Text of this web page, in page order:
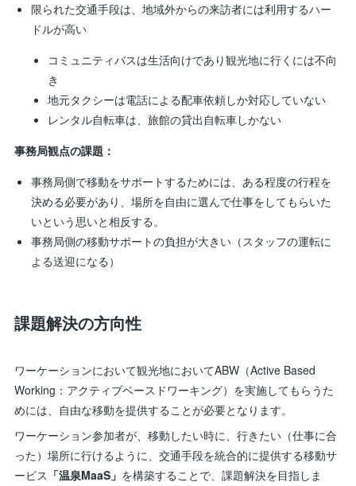
限られた交通手段は、地域外からの来訪者には利用するハー
ドルが高い
コミュニティバスは生活向けであり観光地に行くには不向
き
地元タクシーは電話による配車依頼しか対応していない
レンタル自転車は、旅館の貸出自転車しかない
事務局観点の課題：
事務局側で移動をサポートするためには、ある程度の行程を
決める必要があり、場所を自由に選んで仕事をしてもらいた
いという思いと相反する。
事務局側の移動サポートの負担が大きい（スタッフの運転に
よる送迎になる）
課題解決の方向性
ワーケーションにおいて観光地においてABW（Active Based
Working：アクティブベースドワーキング）を実施してもらうた
めには、自由な移動を提供することが必要となります。
ワーケーション参加者が、移動したい時に、行きたい（仕事に合
った）場所に行けるように、交通手段を統合的に提供する移動サ
ービス 「温泉MaaS」 を構築することで、課題解決を目指しま